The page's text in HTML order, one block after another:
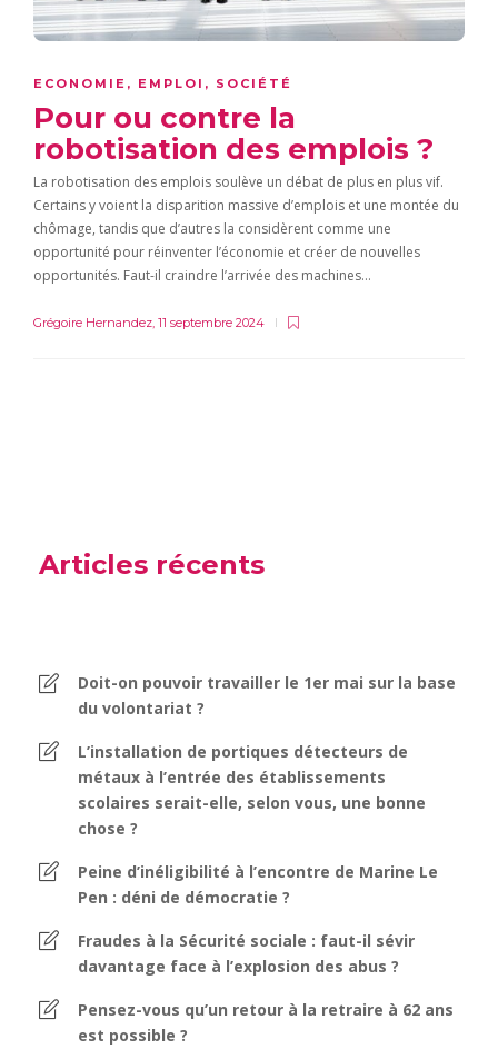
ECONOMIE , EMPLOI , SOCIÉTÉ
Pour ou contre la
robotisation des emplois ?
La robotisation des emplois soulève un débat de plus en plus vif.
Certains y voient la disparition massive d’emplois et une montée du
chômage, tandis que d’autres la considèrent comme une
opportunité pour réinventer l’économie et créer de nouvelles
opportunités. Faut-il craindre l’arrivée des machines…
Grégoire Hernandez 11 septembre 2024
Articles récents
Doit-on pouvoir travailler le 1er mai sur la base
du volontariat ?
L’installation de portiques détecteurs de
métaux à l’entrée des établissements
scolaires serait-elle, selon vous, une bonne
chose ?
Peine d’inéligibilité à l’encontre de Marine Le
Pen : déni de démocratie ?
Fraudes à la Sécurité sociale : faut-il sévir
davantage face à l’explosion des abus ?
Pensez-vous qu’un retour à la retraire à 62 ans
est possible ?